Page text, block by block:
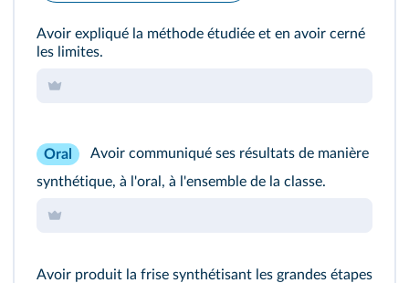
Avoir expliqué la méthode étudiée et en avoir cerné
les limites.
Oral
Avoir communiqué ses résultats de manière
synthétique, à l'oral, à l'ensemble de la classe.
Avoir produit la frise synthétisant les grandes étapes